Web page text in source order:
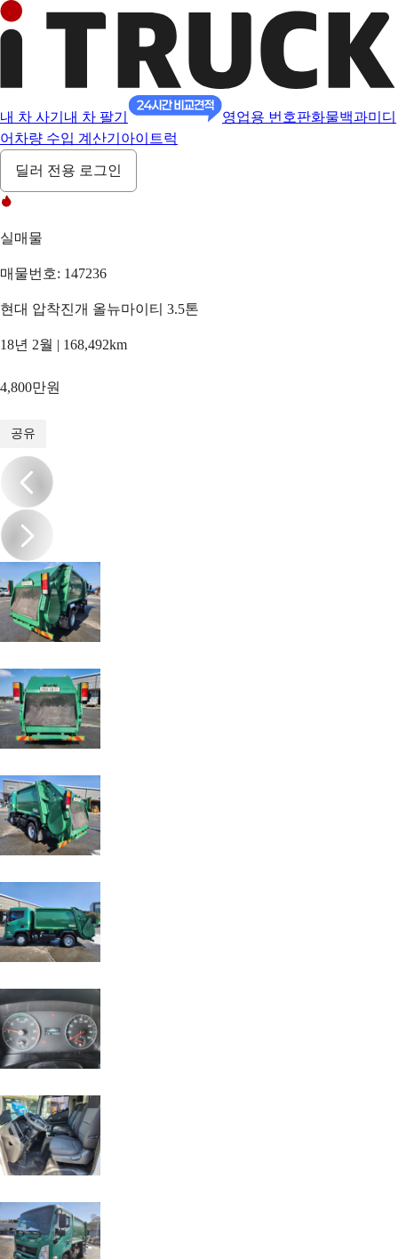
내 차 사기 내 차 팔기 영업용 번호판화물백과미디
어 차량 수입 계산기 아이트럭
딜러 전용 로그인
실매물
매물번호: 147236
현대 압착진개 올뉴마이티 3.5톤
18년 2월 | 168,492km
4,800만원
공유
/10